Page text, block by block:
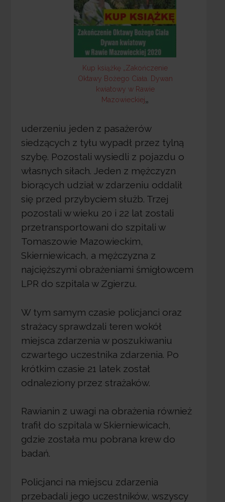
Kup książkę „Zakończenie
Oktawy Bożego Ciała. Dywan
kwiatowy w Rawie
Mazowieckiej„
uderzeniu jeden z pasażerów
siedzących z tyłu wypadł przez tylną
szybę. Pozostali wysiedli z pojazdu o
własnych siłach. Jeden z mężczyzn
biorących udział w zdarzeniu oddalił
się przed przybyciem służb. Trzej
pozostali w wieku 20 i 22 lat zostali
przetransportowani do szpitali w
Tomaszowie Mazowieckim,
Skierniewicach, a mężczyzna z
najcięższymi obrażeniami śmigłowcem
LPR do szpitala w Zgierzu.
W tym samym czasie policjanci oraz
strażacy sprawdzali teren wokół
miejsca zdarzenia w poszukiwaniu
czwartego uczestnika zdarzenia. Po
krótkim czasie 21 latek został
odnaleziony przez strażaków.
Rawianin z uwagi na obrażenia również
trafił do szpitala w Skierniewicach,
gdzie została mu pobrana krew do
badań.
Policjanci na miejscu zdarzenia
przebadali jego uczestników, wszyscy